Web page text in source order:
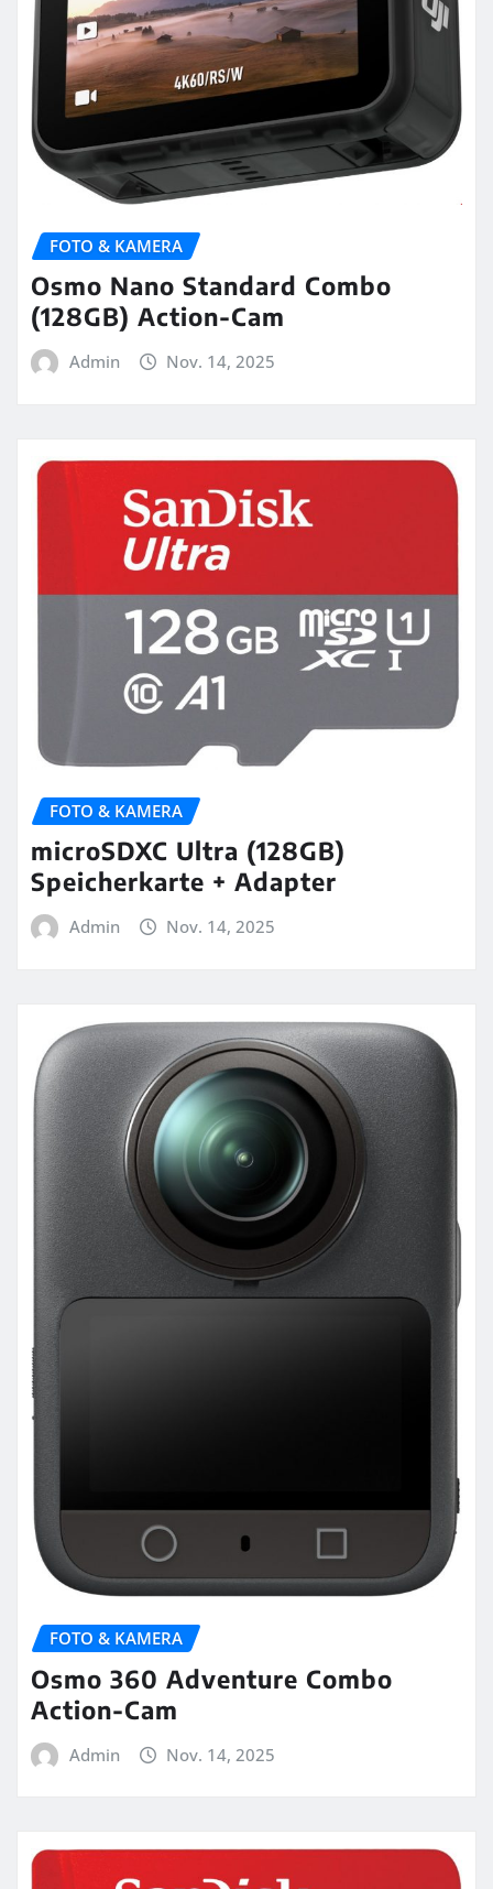
FOTO & KAMERA
Osmo Nano Standard Combo
(128GB) Action-Cam
Admin Nov. 14, 2025
FOTO & KAMERA
microSDXC Ultra (128GB)
Speicherkarte + Adapter
Admin Nov. 14, 2025
FOTO & KAMERA
Osmo 360 Adventure Combo
Action-Cam
Admin Nov. 14, 2025